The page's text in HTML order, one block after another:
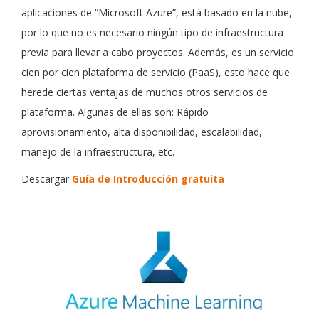
aplicaciones de “Microsoft Azure”, está basado en la nube,
por lo que no es necesario ningún tipo de infraestructura
previa para llevar a cabo proyectos. Además, es un servicio
cien por cien plataforma de servicio (PaaS), esto hace que
herede ciertas ventajas de muchos otros servicios de
plataforma. Algunas de ellas son: Rápido
aprovisionamiento, alta disponibilidad, escalabilidad,
manejo de la infraestructura, etc.
Descargar Guía de Introducción gratuita